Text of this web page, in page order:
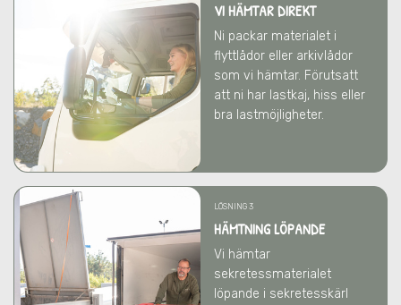
VI HÄMTAR DIREKT
Ni packar materialet i
flyttlådor eller arkivlådor
som vi hämtar. Förutsatt
att ni har lastkaj, hiss eller
bra lastmöjligheter.
LÖSNING 3
HÄMTNING LÖPANDE
Vi hämtar
sekretessmaterialet
löpande i sekretesskärl